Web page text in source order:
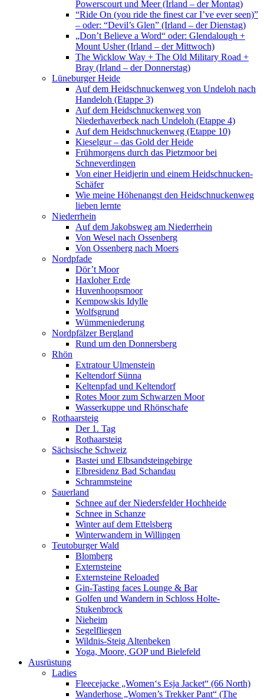
Powerscourt und Meer (Irland – der Montag)
“Ride On (you ride the finest car I’ve ever seen)”
– oder: “Devil’s Glen” (Irland – der Dienstag)
„Don’t Believe a Word“ oder: Glendalough +
Mount Usher (Irland – der Mittwoch)
The Wicklow Way + The Old Military Road +
Bray (Irland – der Donnerstag)
Lüneburger Heide
Auf dem Heidschnuckenweg von Undeloh nach
Handeloh (Etappe 3)
Auf dem Heidschnuckenweg von
Niederhaverbeck nach Undeloh (Etappe 4)
Auf dem Heidschnuckenweg (Etappe 10)
Kieselgur – das Gold der Heide
Frühmorgens durch das Pietzmoor bei
Schneverdingen
Von einer Heidjerin und einem Heidschnucken-
Schäfer
Wie meine Höhenangst den Heidschnuckenweg
lieben lernte
Niederrhein
Auf dem Jakobsweg am Niederrhein
Von Wesel nach Ossenberg
Von Ossenberg nach Moers
Nordpfade
Dör’t Moor
Haxloher Erde
Huvenhoopsmoor
Kempowskis Idylle
Wolfsgrund
Wümmeniederung
Nordpfälzer Bergland
Rund um den Donnersberg
Rhön
Extratour Ulmenstein
Keltendorf Sünna
Keltenpfad und Keltendorf
Rotes Moor zum Schwarzen Moor
Wasserkuppe und Rhönschafe
Rothaarsteig
Der 1. Tag
Rothaarsteig
Sächsische Schweiz
Bastei und Elbsandsteingebirge
Elbresidenz Bad Schandau
Schrammsteine
Sauerland
Schnee auf der Niedersfelder Hochheide
Schnee in Schanze
Winter auf dem Ettelsberg
Winterwandern in Willingen
Teutoburger Wald
Blomberg
Externsteine
Externsteine Reloaded
Gin-Tasting faces Lounge & Bar
Golfen und Wandern in Schloss Holte-
Stukenbrock
Nieheim
Segelfliegen
Wildnis-Steig Altenbeken
Yoga, Moore, GOP und Bielefeld
Ausrüstung
Ladies
Fleecejacke „Women‘s Esja Jacket“ (66 North)
Wanderhose „Women’s Trekker Pant“ (The